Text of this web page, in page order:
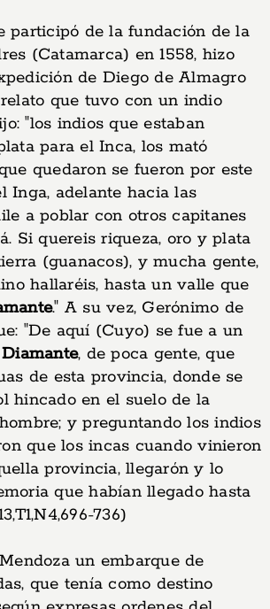
participó de la fundación de la
(Catamarca) en 1558, hizo
de Diego de Almagro
que tuvo con un indio
"los indios que estaban
para el Inca, los mató
quedaron se fueron por este
Inga, adelante hacia las
a poblar con otros capitanes
Si quereis riqueza, oro y plata
(guanacos), y mucha gente,
hallaréis, hasta un valle que
." A su vez, Gerónimo de
"De aquí (Cuyo) se fue a un
Diamante, de poca gente, que
de esta provincia, donde se
hincado en el suelo de la
y preguntando los indios
que los incas cuando vinieron
provincia, llegarón y lo
que habían llegado hasta
736)
un embarque de
que tenía como destino